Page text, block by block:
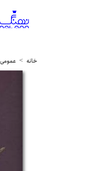
خانه عمومی